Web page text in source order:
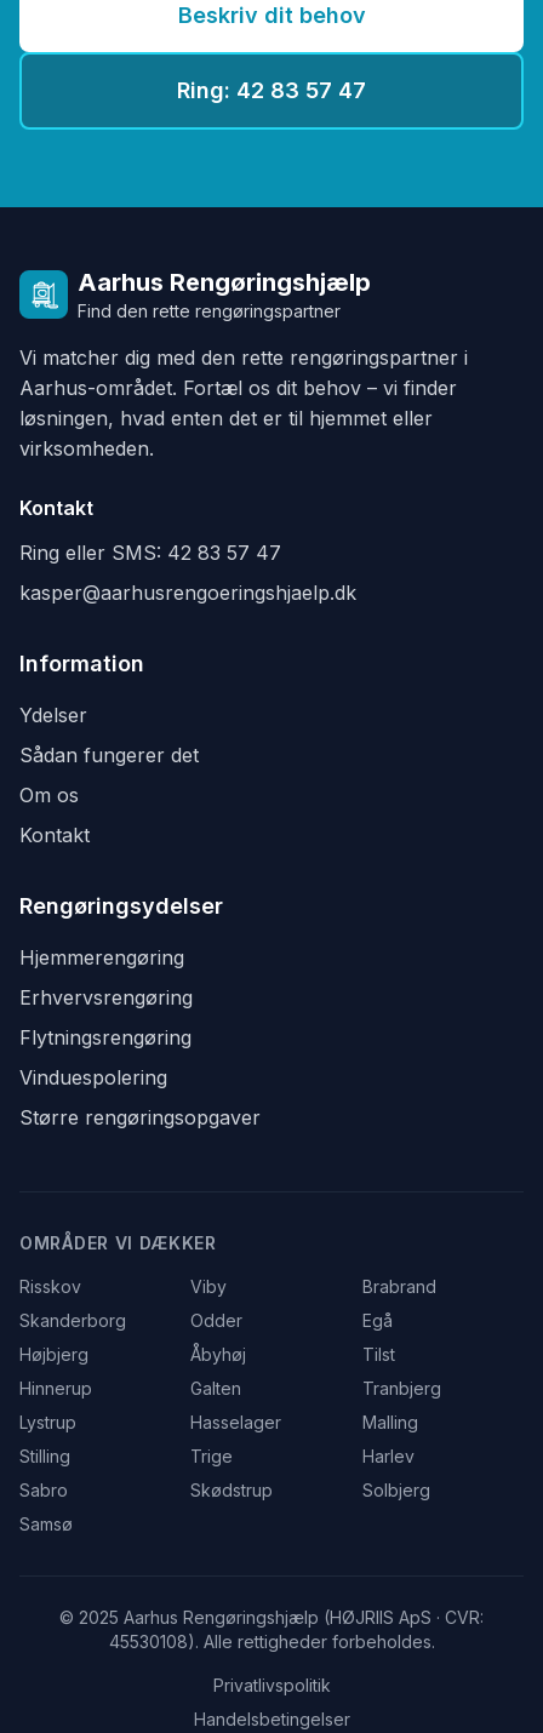
Beskriv dit behov
Ring: 42 83 57 47
Aarhus Rengøringshjælp
Find den rette rengøringspartner
Vi matcher dig med den rette rengøringspartner i
Aarhus-området. Fortæl os dit behov – vi finder
løsningen, hvad enten det er til hjemmet eller
virksomheden.
Kontakt
Ring eller SMS: 42 83 57 47
kasper@aarhusrengoeringshjaelp.dk
Information
Ydelser
Sådan fungerer det
Om os
Kontakt
Rengøringsydelser
Hjemmerengøring
Erhvervsrengøring
Flytningsrengøring
Vinduespolering
Større rengøringsopgaver
OMRÅDER VI DÆKKER
Risskov Viby
Brabrand
Skanderborg
Odder
Egå
Højbjerg
Åbyhøj
Tilst
Hinnerup
Galten
Tranbjerg
Lystrup
Hasselager
Malling
Stilling
Trige
Harlev
Sabro
Skødstrup
Solbjerg
Samsø
© 2025 Aarhus Rengøringshjælp (HØJRIIS ApS · CVR:
45530108). Alle rettigheder forbeholdes.
Privatlivspolitik
Handelsbetingelser